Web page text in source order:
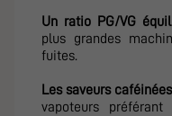
Un ratio PG/VG
plus grandes
fuites.
Les saveurs caféinées
vapoteurs